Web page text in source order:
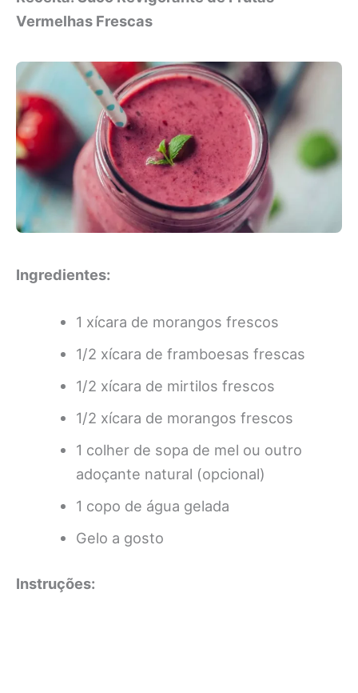
Vermelhas Frescas
Ingredientes:
1 xícara de morangos frescos
1/2 xícara de framboesas frescas
1/2 xícara de mirtilos frescos
1/2 xícara de morangos frescos
1 colher de sopa de mel ou outro
adoçante natural (opcional)
1 copo de água gelada
Gelo a gosto
Instruções: